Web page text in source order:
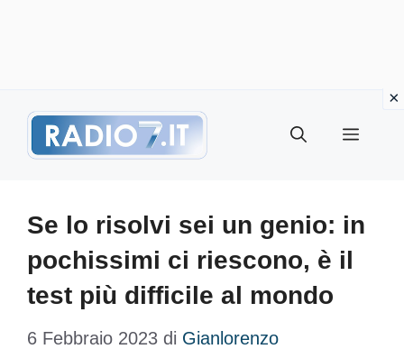
Menu
Se lo risolvi sei un genio: in
pochissimi ci riescono, è il
test più difficile al mondo
6 Febbraio 2023 di Gianlorenzo